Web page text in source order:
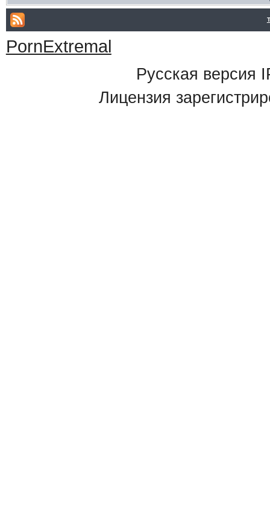
PornExtremal
Русская версия
Лицензия